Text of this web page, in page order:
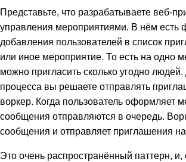
Представьте, что разрабатываете веб-
управления мероприятиями. В нём есть
добавления пользователей в список
или иное мероприятие. То есть на одно
можно пригласить сколько угодно
процесса вы решаете отправлять
воркер. Когда пользователь оформляет
сообщения отправляются в очередь.
сообщения и отправляет приглашения
Это очень распространённый паттерн,